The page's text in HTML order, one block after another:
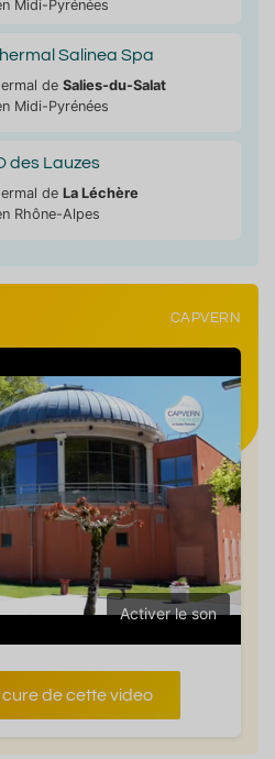
Midi-Pyrénées
Salinea Spa
de Salies-du-Salat
Midi-Pyrénées
des Lauzes
de La Léchère
Rhône-Alpes
CAPVERN
Activer le son
de cette video